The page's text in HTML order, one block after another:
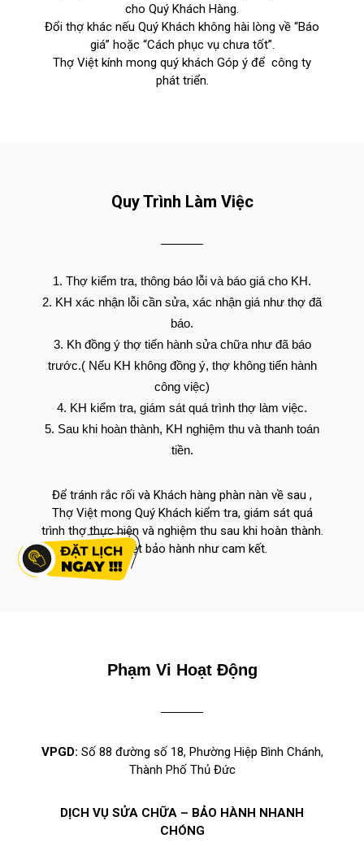
cho Quý Khách Hàng.
Đổi thợ khác nếu Quý Khách không hài lòng về “Báo
giá” hoặc “Cách phục vụ chưa tốt”.
Thợ Việt kính mong quý khách Góp ý để công ty
phát triển.
Quy Trình Làm Việc
Thợ kiểm tra, thông báo lỗi và báo giá cho KH.
KH xác nhận lỗi cần sửa, xác nhận giá như thợ đã
báo.
Kh đồng ý thợ tiến hành sửa chữa như đã báo
trước.( Nếu KH không đồng ý, thợ không tiến hành
công việc)
KH kiểm tra, giám sát quá trình thợ làm việc.
Sau khi hoàn thành, KH nghiệm thu và thanh toán
tiền.
Để tránh rắc rối và Khách hàng phàn nàn về sau ,
Thợ Việt mong Quý Khách kiểm tra, giám sát quá
trình thợ thực hiện và nghiệm thu sau khi hoàn thành.
Thợ Việt bảo hành như cam kết.
Phạm Vi Hoạt Động
VPGD: Số 88 đường số 18, Phường Hiệp Bình Chánh,
Thành Phố Thủ Đức
DỊCH VỤ SỬA CHỮA – BẢO HÀNH NHANH
CHÓNG